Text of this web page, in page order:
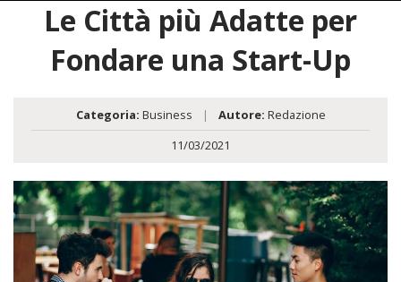
Le Città più Adatte per
Fondare una Start-Up
Categoria: Business | Autore: Redazione
11/03/2021